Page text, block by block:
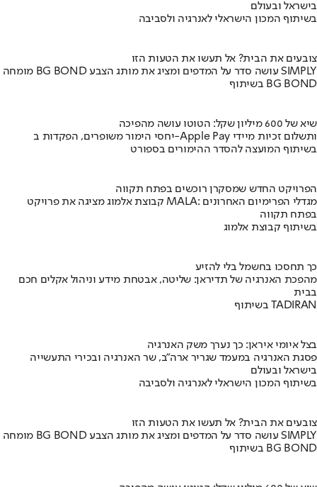
בישראל ובעולם
בשיתוף המכון הישראלי לאנרגיה ולסביבה
צובעים את הבית? אל תעשו את הטעות הזו
מומחה BG BOND עושה סדר על המדפים ומציג את מותג הצבע SIMPLY
בשיתוף BG BOND
שיא של 600 מיליון שקל: הטוטו עושה מהפיכה
יחסי הימור משופרים, הפקדות ב-Apple Pay ותשלום זכיות מיידי
בשיתוף המועצה להסדר ההימורים בספורט
הפרויקט החדש שמסקרן רוכשים בפתח תקווה
קבוצת אלמוג מציגה את פרויקט MALA: מגדלי הפרימיום האחרונים
בפתח תקווה
בשיתוף קבוצת אלמוג
כך תחסכו בחשמל בלי להזיע
מהפכת האנרגיה של תדיראן: שליטה, אבטחת מידע וניהול אקלים חכם
בבית
בשיתוף TADIRAN
בצל איומי איראן: כך נערך משק האנרגיה
פסגת האנרגיה במעמד שגריר ארה"ב, שר האנרגיה ובכירי התעשייה
בישראל ובעולם
בשיתוף המכון הישראלי לאנרגיה ולסביבה
צובעים את הבית? אל תעשו את הטעות הזו
מומחה BG BOND עושה סדר על המדפים ומציג את מותג הצבע SIMPLY
בשיתוף BG BOND